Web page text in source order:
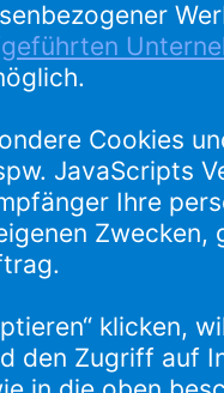
Abs. 1. lit. b)
nicht mit einem
teilzunehmen.
und
werden
des
Gewinnspiele